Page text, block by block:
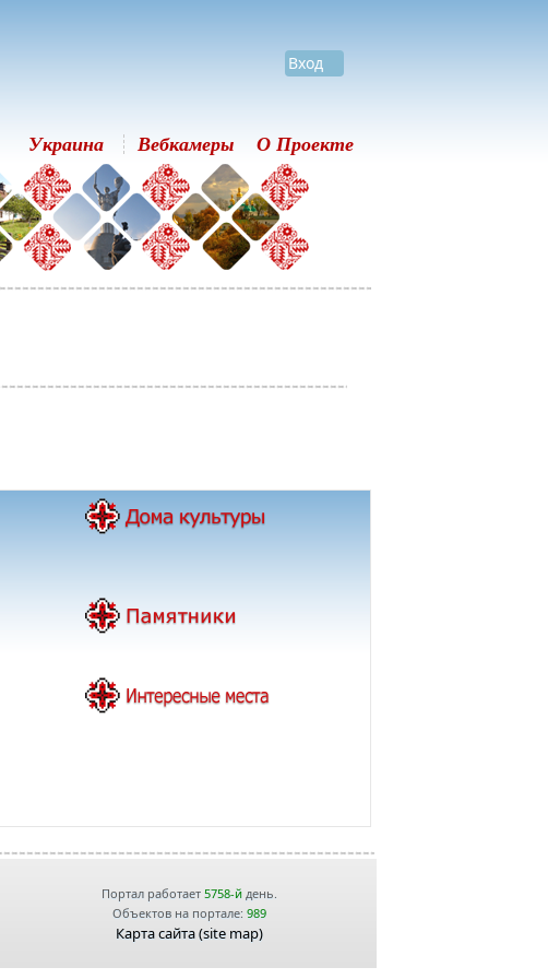
Вход
Украина Вебкамеры О Проекте
Портал работает 5758-йдень.
Объектов на портале: 989
Карта сайта (site map)